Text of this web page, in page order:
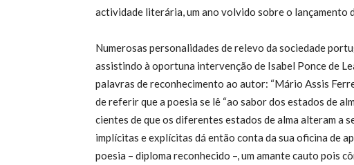
actividade literária, um ano volvido sobre o lançamento
Numerosas personalidades de relevo da sociedade
assistindo à oportuna intervenção de Isabel Ponce de
palavras de reconhecimento ao autor: “Mário Assis
de referir que a poesia se lê “ao sabor dos estados de
cientes de que os diferentes estados de alma alteram a
implícitas e explícitas dá então conta da sua oficina de
poesia – diploma reconhecido –, um amante cauto pois